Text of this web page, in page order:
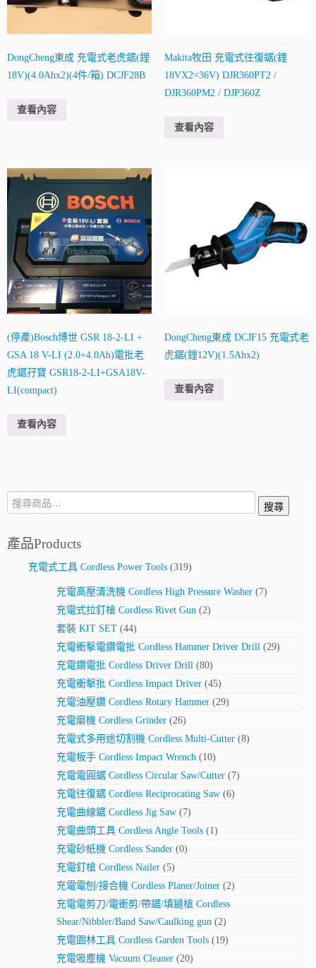
DongCheng東成 充電式老虎鋸(鋰
18V)(4.0Ahx2)(4件/箱) DCJF28B
查看內容
Makita牧田 充電式往復鋸(鋰
18VX2=36V) DJR360PT2 /
DJR360PM2 / DJP360Z
查看內容
(停產)Bosch博世 GSR 18-2-LI +
GSA 18 V-LI (2.0+4.0Ah)電批老
虎鋸孖寶 GSR18-2-LI+GSA18V-
LI(compact)
查看內容
DongCheng東成 DCJF15 充電式老
虎鋸(鋰12V)(1.5Ahx2)
查看內容
搜
尋:
搜尋
產品Products
充電式工具 Cordless Power Tools (319)
充電高壓清洗機 Cordless High Pressure Washer (7)
充電式拉釘槍 Cordless Rivet Gun (2)
套裝 KIT SET (44)
充電衝擊電鑽電批 Cordless Hammer Driver Drill (29)
充電鑽電批 Cordless Driver Drill (80)
充電衝擊批 Cordless Impact Driver (45)
充電油壓鑽 Cordless Rotary Hammer (29)
充電磨機 Cordless Grinder (26)
充電式多用途切割機 Cordless Multi-Cutter (8)
充電板手 Cordless Impact Wrench (10)
充電電圓鋸 Cordless Circular Saw/Cutter (7)
充電往復鋸 Cordless Reciprocating Saw (6)
充電曲線鋸 Cordless Jig Saw (7)
充電曲頭工具 Cordless Angle Tools (1)
充電砂紙機 Cordless Sander (0)
充電釘槍 Cordless Nailer (5)
充電電刨/接合機 Cordless Planer/Joiner (2)
充電電剪刀/電衝剪/帶鋸/填鏠槍 Cordless
Shear/Nibbler/Band Saw/Caulking gun (2)
充電園林工具 Cordless Garden Tools (19)
充電吸塵機 Vacuum Cleaner (20)